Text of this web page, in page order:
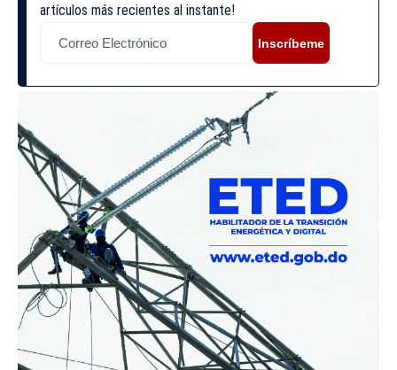
artículos más recientes al instante!
Inscríbeme